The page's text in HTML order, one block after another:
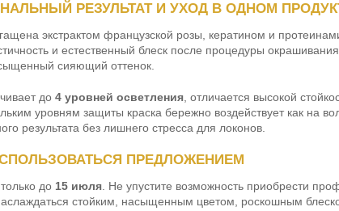
РЕЗУЛЬТАТ И УХОД В ОДНОМ
экстрактом французской розы, кератином и
и естественный блеск после процедуры
сияющий оттенок.
до 4 уровней осветления , отличается высокой
уровням защиты краска бережно воздействует как на
результата без лишнего стресса для локонов.
ПРЕДЛОЖЕНИЕМ
до 15 июля . Не упустите возможность приобрести
стойким, насыщенным цветом, роскошным